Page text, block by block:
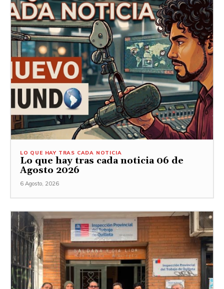
LO QUE HAY TRAS CADA NOTICIA
Lo que hay tras cada noticia 06 de
Agosto 2026
6 Agosto, 2026